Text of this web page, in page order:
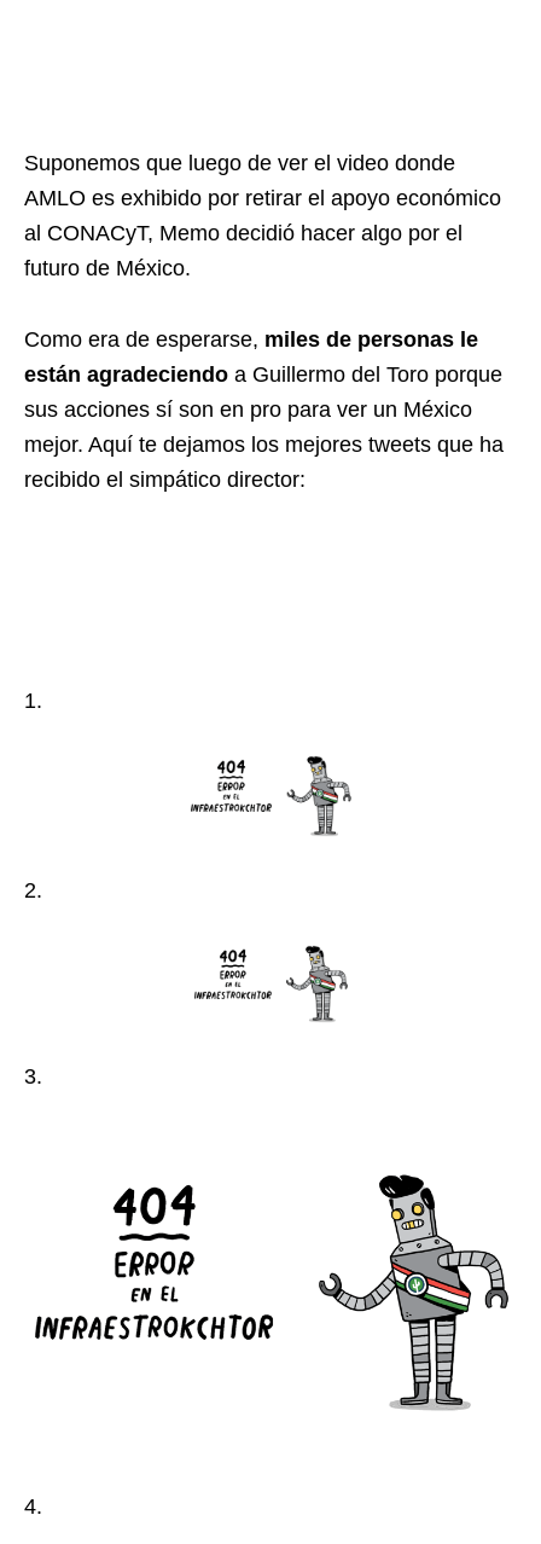
Suponemos que luego de ver el video donde
AMLO es exhibido por retirar el apoyo económico
al CONACyT, Memo decidió hacer algo por el
futuro de México.
Como era de esperarse, miles de personas le
están agradeciendo a Guillermo del Toro porque
sus acciones sí son en pro para ver un México
mejor. Aquí te dejamos los mejores tweets que ha
recibido el simpático director:
1.
2.
3.
4.